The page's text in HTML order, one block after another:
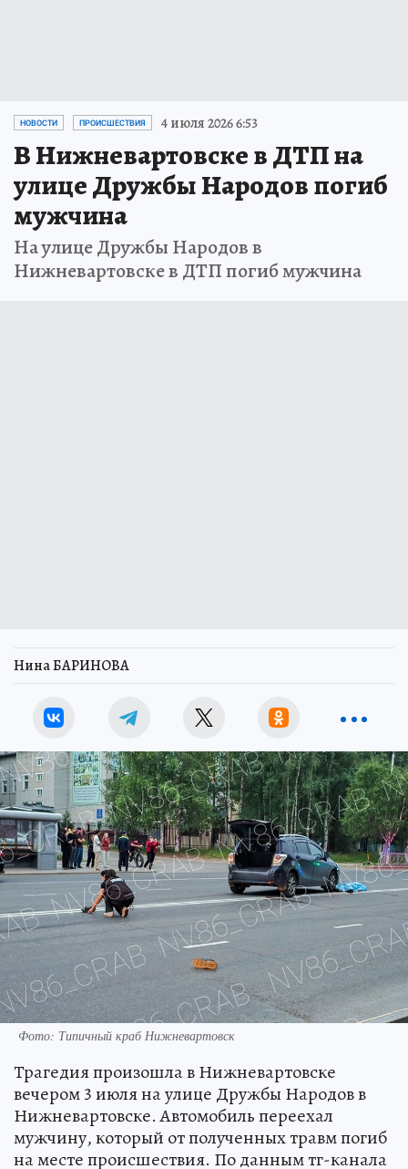
НОВОСТИ ПРОИСШЕСТВИЯ 4 июля 2026 6:53
В Нижневартовске в ДТП на
улице Дружбы Народов погиб
мужчина
На улице Дружбы Народов в
Нижневартовске в ДТП погиб мужчина
Нина БАРИНОВА
Фото: Типичный краб Нижневартовск
Трагедия произошла в Нижневартовске
вечером 3 июля на улице Дружбы Народов в
Нижневартовске. Автомобиль переехал
мужчину, который от полученных травм погиб
на месте происшествия. По данным тг-канала